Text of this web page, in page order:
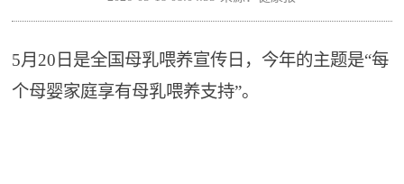
5月20日是全国母乳喂养宣传日，今年的主题是“每
个母婴家庭享有母乳喂养支持”。